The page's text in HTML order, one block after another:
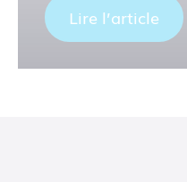
Lire l’article